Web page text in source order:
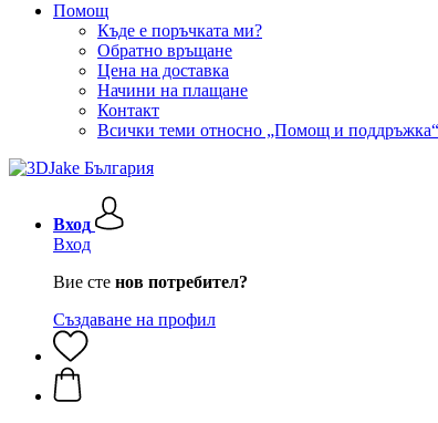
Помощ
Къде е поръчката ми?
Обратно връщане
Цена на доставка
Начини на плащане
Контакт
Всички теми относно „Помощ и поддръжка“
Вход
Вход
Вие сте нов потребител?
Създаване на профил